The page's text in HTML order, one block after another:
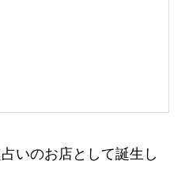
いのお店として誕生し